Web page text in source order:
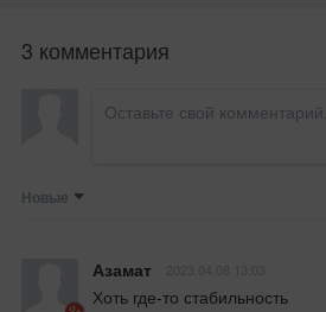
3 комментария
Новые
Азамат
Хоть где-то стабильность